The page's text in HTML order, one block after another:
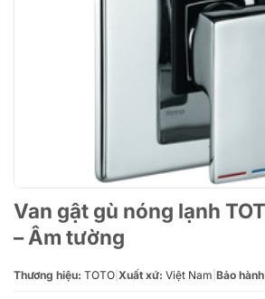
Van gật gù nóng lạnh
– Âm tường
Thương hiệu: TOTO Xuất xứ: Việt Nam Bảo